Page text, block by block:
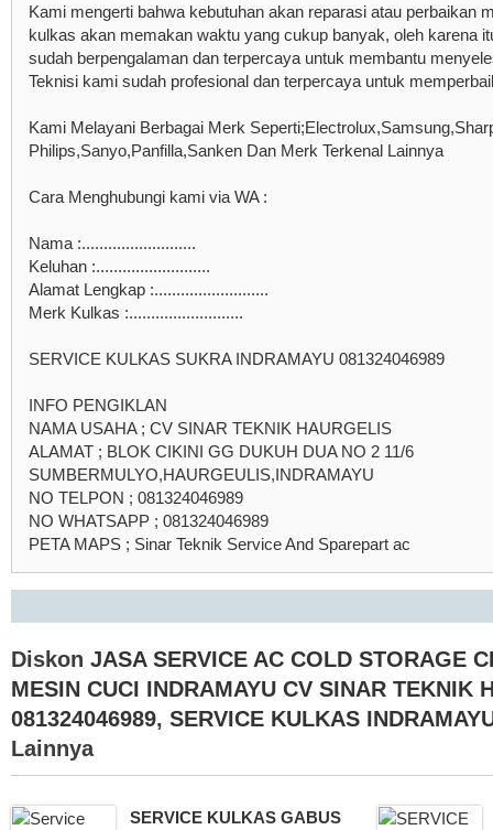
Kami mengerti bahwa kebutuhan akan reparasi atau perbaikan
kulkas akan memakan waktu yang cukup banyak, oleh karena
sudah berpengalaman dan terpercaya untuk membantu
Teknisi kami sudah profesional dan terpercaya untuk
Kami Melayani Berbagai Merk
Philips,Sanyo,Panfilla,Sanken Dan Merk Terkenal Lainnya
Cara Menghubungi kami via WA :
Nama :..........................
Keluhan :..........................
Alamat Lengkap :..........................
Merk Kulkas :..........................
SERVICE KULKAS SUKRA INDRAMAYU 081324046989
INFO PENGIKLAN
NAMA USAHA ; CV SINAR TEKNIK HAURGELIS
ALAMAT ; BLOK CIKINI GG DUKUH DUA NO 2 11/6
SUMBERMULYO,HAURGEULIS,INDRAMAYU
NO TELPON ; 081324046989
NO WHATSAPP ; 081324046989
PETA MAPS ; Sinar Teknik Service And Sparepart ac
Diskon JASA SERVICE AC COLD STORAGE
MESIN CUCI INDRAMAYU CV SINAR TEKNIK
081324046989, SERVICE KULKAS
Lainnya
SERVICE KULKAS GABUS